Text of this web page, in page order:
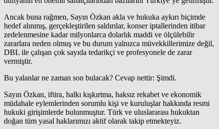
Ancak buna rağmen, Sayın Özkan akla ve hukuka aykırı biçimde
hedef alınmış, gerçekleştirilen saldırılar, konser iptallerinden itibar
zedelenmesine kadar milyonlarca dolarlık maddi ve ölçülebilir
zararlara neden olmuş ve bu durum yalnızca müvekkillerimize değil,
DBL ile çalışan çok sayıda tedarikçi ve profesyonele de zarar
vermiştir.
Bu yalanlar ne zaman son bulacak? Cevap nettir: Şimdi.
Sayın Özkan, iftira, halkı kışkırtma, haksız rekabet ve ekonomik
müdahale eylemlerinden sorumlu kişi ve kuruluşlar hakkında resmi
hukuki girişimlerde bulunmuştur. Türk ve uluslararası hukuktan
doğan tüm yasal haklarımızı aktif olarak takip etmekteyiz.